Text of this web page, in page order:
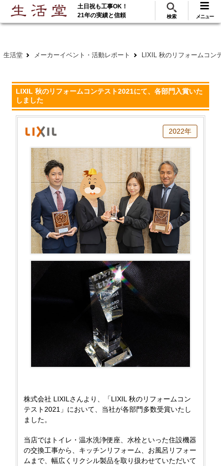
ご利用 288万･工事実績117万件! 無料見積
土日祝も工事OK！
21年の実績と信頼
検索 メニュー
生活堂 メーカーイベント・活動レポート LIXIL 秋のリフォームコン
LIXIL 秋のリフォームコンテスト2021にて、各部門入賞いた
しました
2022年
株式会社 LIXILさんより、「LIXIL 秋のリフォームコン
テスト2021」において、当社が各部門多数受賞いたし
ました。
当店ではトイレ・温水洗浄便座、水栓といった住設機器
の交換工事から、キッチンリフォーム、お風呂リフォー
ムまで、幅広くリクシル製品を取り扱わせていただいて